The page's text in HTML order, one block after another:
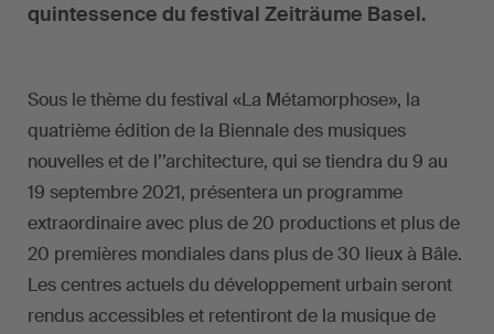
quintessence du festival Zeiträume Basel.
Sous le thème du festival «La Métamorphose», la
quatrième édition de la Biennale des musiques
nouvelles et de l’’architecture, qui se tiendra du 9 au
19 septembre 2021, présentera un programme
extraordinaire avec plus de 20 productions et plus de
20 premières mondiales dans plus de 30 lieux à Bâle.
Les centres actuels du développement urbain seront
rendus accessibles et retentiront de la musique de